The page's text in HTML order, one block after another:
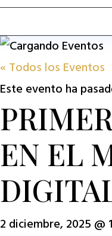
« Todos los Eventos
Este evento ha
EN EL
2 diciembre, 2025 @